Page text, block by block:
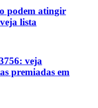
podem atingir
lista
veja
premiadas em